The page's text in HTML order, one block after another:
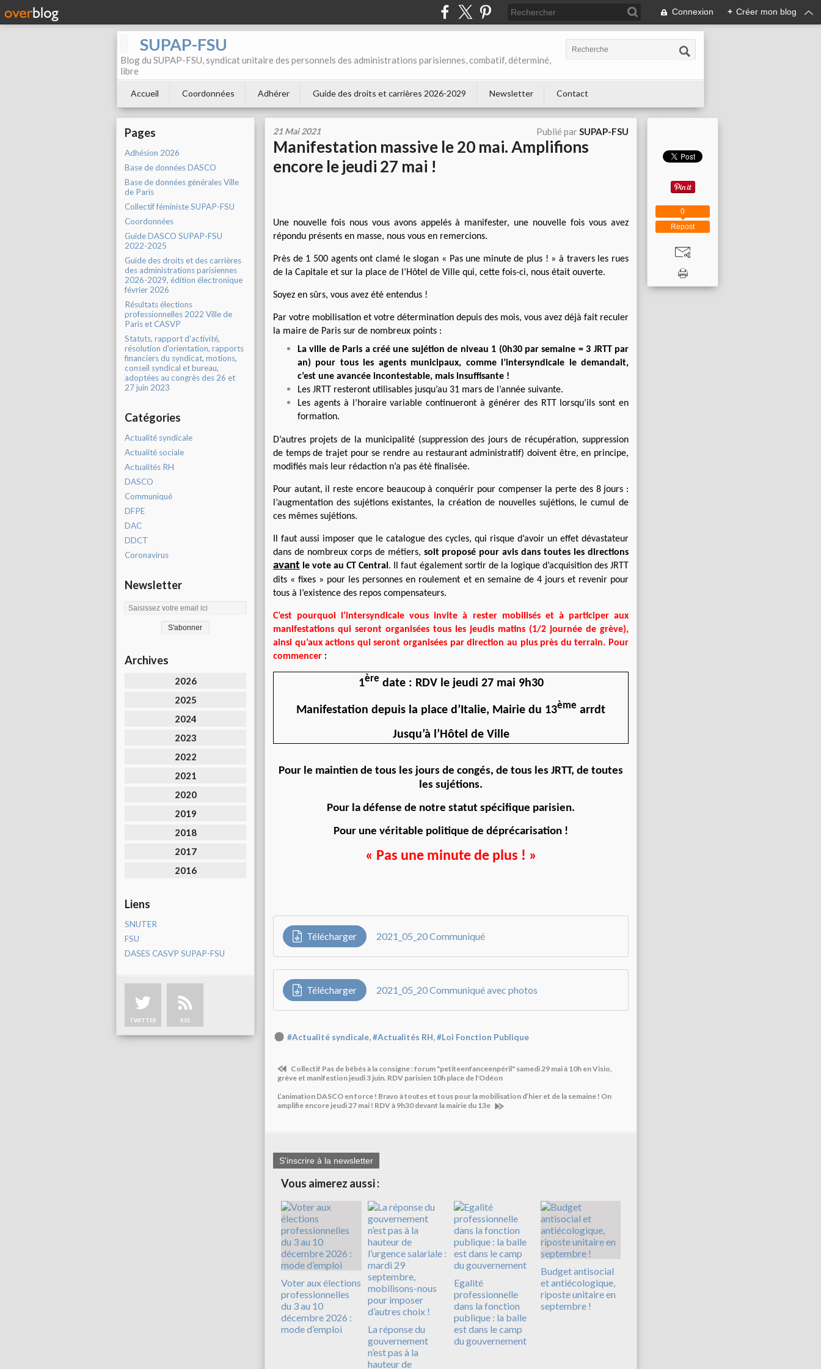
Connexion + Créer mon blog
SUPAP-FSU
Blog du SUPAP-FSU, syndicat unitaire des personnels des administrations parisiennes, combatif, déterminé,
libre
Accueil Coordonnées Adhérer Guide des droits et carrières 2026-2029 Newsletter Contact
Pages
Adhésion 2026
Base de données DASCO
Base de données générales Ville
de Paris
Collectif féministe SUPAP-FSU
Coordonnées
Guide DASCO SUPAP-FSU
2022-2025
Guide des droits et des carrières
des administrations parisiennes
2026-2029, édition électronique
février 2026
Résultats élections
professionnelles 2022 Ville de
Paris et CASVP
Statuts, rapport d'activité,
résolution d'orientation, rapports
financiers du syndicat, motions,
conseil syndical et bureau,
adoptées au congrès des 26 et
27 juin 2023
Catégories
Actualité syndicale
Actualité sociale
Actualités RH
DASCO
Communiqué
DFPE
DAC
DDCT
Coronavirus
Newsletter
Archives
2026
2025
2024
2023
2022
2021
2020
2019
2018
2017
2016
Liens
SNUTER
FSU
DASES CASVP SUPAP-FSU
TWITTER RSS
21 Mai 2021 Publié parSUPAP-FSU
Manifestation massive le 20 mai. Amplifions
encore le jeudi 27 mai !
Une nouvelle fois nous vous avons appelésà manifester, une nouvelle fois vous avez
répondu présents en masse, nous vous en remercions.
Près de 1 500 agentsont clamé le slogan « Pas une minute de plus ! » à travers les rues
de la Capitale et sur la place de l’Hôtel de Ville qui, cette fois-ci, nous était ouverte.
Soyez en sûrs, vous avez été entendus !
Par votre mobilisation et votre détermination depuis des mois, vous avez déjà fait reculer
la maire de Paris sur de nombreux points :
La ville de Paris a créé une sujétion de niveau 1 (0h30 par semaine = 3 JRTT par
an) pour tous les agents municipaux, comme l’intersyndicale le demandait,
c’est une avancée incontestable, mais insuffisante !
Les JRTT resteront utilisables jusqu’au 31 mars de l’année suivante.
Les agents à l’horaire variable continueront à générer des RTT lorsqu’ils sont en
formation.
D’autres projets de la municipalité (suppression des jours de récupération, suppression
de temps de trajet pour se rendre au restaurant administratif) doivent être,en principe,
modifiés mais leur rédaction n’a pas été finalisée.
Pour autant, il reste encore beaucoup à conquérir pour compenser la perte des 8 jours :
’augmentation des sujétions existantes, la création de nouvelles sujétions, le cumul de
ces mêmes sujétions.
Il faut aussi imposer que le catalogue des cycles, qui risque d’avoir un effet dévastateur
dans de nombreux corps de métiers, soit proposé pour avis dans toutes les directions
avant le vote au CT Central . Il faut également sortir de la logique d’acquisition des JRTT
dits « fixes » pour les personnes en roulement et en semaine de 4 jours et revenir pour
tous à l’existence des repos compensateurs.
C’est pourquoi l’intersyndicale vous invite à rester mobilisés et à participer aux
manifestations qui seront organisées tous les jeudis matins (1/2 journée de grève),
ainsi qu’aux actions qui seront organisées par direction au plus près du terrain. Pour
commencer :
1ère date : RDV le jeudi 27 mai 9h30
Manifestation depuis la place d’Italie, Mairie du 13ème arrdt
Jusqu’à l’Hôtel de Ville
Pour le maintien de tous les jours de congés, de tous les JRTT, de toutes
les sujétions.
Pour la défense de notre statut spécifique parisien.
Pour une véritable politique de déprécarisation !
« Pas une minute de plus ! »
Télécharger 2021_05_20 Communiqué
Télécharger 2021_05_20 Communiqué avec photos
#Actualité syndicale,#Actualités RH,#Loi Fonction Publique
Collectif Pas de bébés à la consigne : forum "petiteenfanceenpéril" samedi 29 mai à 10h en Visio,
grève et manifestion jeudi 3 juin. RDV parisien 10h place de l'Odéon
L’animation DASCO en force ! Bravo à toutes et tous pour la mobilisation d’hier et de la semaine ! On
amplifie encore jeudi 27 mai ! RDV à 9h30 devant la mairie du 13e
S'inscrire à la newsletter
Vous aimerez aussi :
Voter aux élections
professionnelles
du 3 au 10
décembre 2026 :
mode d’emploi
La réponse du
gouvernement
n’est pas à la
hauteur de
Egalité
professionnelle
dans la fonction
publique : la balle
est dans le camp
du gouvernement
Budget antisocial
et antiécologique,
riposte unitaire en
septembre !
Repost
0